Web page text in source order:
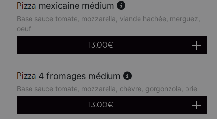
mexicaine médium
Base sauce tomate, mozzarella, viande hachée, merguez,
oeuf
13.00€
4 fromages médium
Base sauce tomate, mozzarella, chèvre, gorgonzola, brie
13.00€